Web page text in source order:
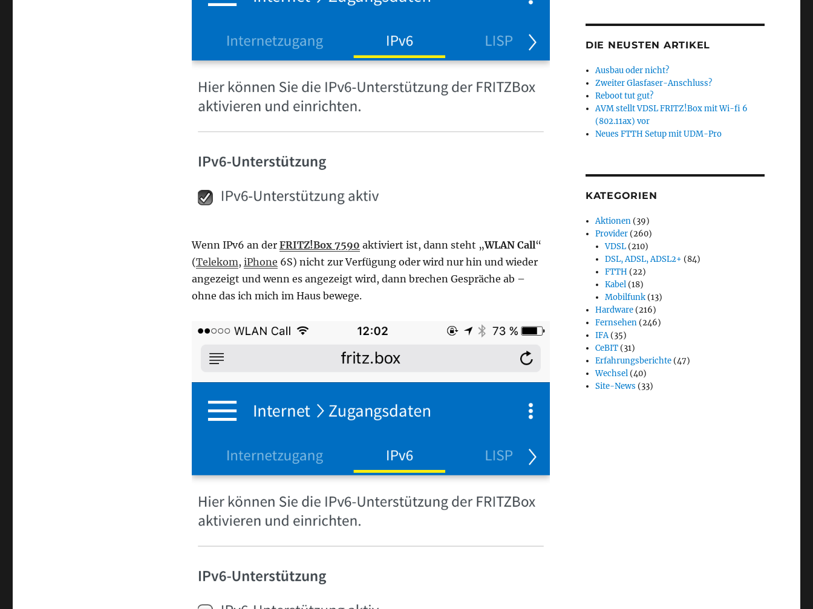
Wenn IPv6 an der FRITZ!Box 7590 aktiviert ist, dann steht „WLAN Call“
(Telekom, iPhone 6S) nicht zur Verfügung oder wird nur hin und wieder
angezeigt und wenn es angezeigt wird, dann brechen Gespräche ab –
ohne das ich mich im Haus bewege.
DIE NEUSTEN ARTIKEL
Ausbau oder nicht?
Zweiter Glasfaser-Anschluss?
Reboot tut gut?
AVM stellt VDSL FRITZ!Box mit Wi-fi 6
(802.11ax) vor
Neues FTTH Setup mit UDM-Pro
KATEGORIEN
Aktionen (39)
Provider (260)
VDSL (210)
DSL, ADSL, ADSL2+ (84)
FTTH (22)
Kabel (18)
Mobilfunk (13)
Hardware (216)
Fernsehen (246)
IFA(35)
CeBIT (31)
Erfahrungsberichte (47)
Wechsel (40)
Site-News (33)